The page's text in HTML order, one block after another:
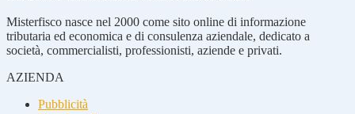
Misterfisco nasce nel 2000 come sito online di informazione
tributaria ed economica e di consulenza aziendale, dedicato a
società, commercialisti, professionisti, aziende e privati.
AZIENDA
Pubblicità